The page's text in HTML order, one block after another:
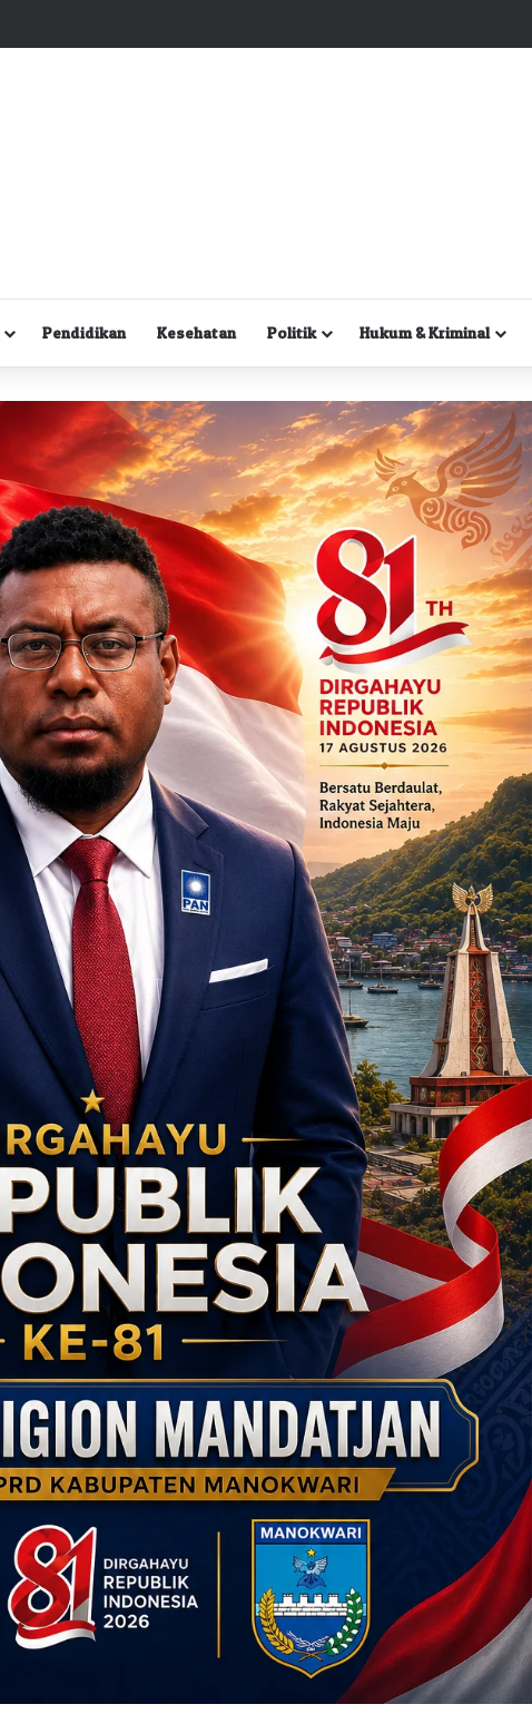
Pendidikan Kesehatan Politik Hukum & Kriminal